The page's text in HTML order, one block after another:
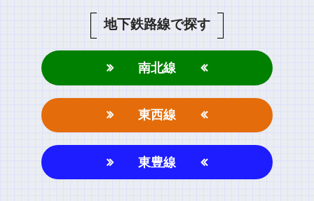
地下鉄路線で探す
南北線
東西線
東豊線